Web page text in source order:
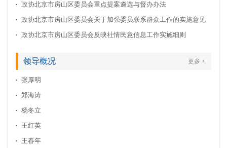
政协北京市房山区委员会重点提案遴选与督办办法
政协北京市房山区委员会关于加强委员联系群众工作的实施意见
政协北京市房山区委员会反映社情民意信息工作实施细则
更多 +
领导概况
张厚明
郑海涛
杨冬立
王红英
王春年